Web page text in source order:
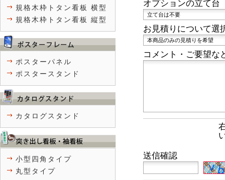
オプションの立て台
お見積りについて選
コメント・ご要望な
送信確認
規格木枠トタン看板 横型
規格木枠トタン看板 縦型
ポスターパネル
ポスタースタンド
カタログスタンド
小型四角タイプ
丸型タイプ